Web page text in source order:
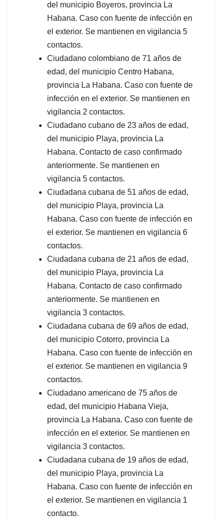
del municipio Boyeros, provincia La
Habana. Caso con fuente de infección en
el exterior. Se mantienen en vigilancia 5
contactos.
Ciudadano colombiano de 71 años de
edad, del municipio Centro Habana,
provincia La Habana. Caso con fuente de
infección en el exterior. Se mantienen en
vigilancia 2 contactos.
Ciudadano cubano de 23 años de edad,
del municipio Playa, provincia La
Habana. Contacto de caso confirmado
anteriormente. Se mantienen en
vigilancia 5 contactos.
Ciudadana cubana de 51 años de edad,
del municipio Playa, provincia La
Habana. Caso con fuente de infección en
el exterior. Se mantienen en vigilancia 6
contactos.
Ciudadana cubana de 21 años de edad,
del municipio Playa, provincia La
Habana. Contacto de caso confirmado
anteriormente. Se mantienen en
vigilancia 3 contactos.
Ciudadana cubana de 69 años de edad,
del municipio Cotorro, provincia La
Habana. Caso con fuente de infección en
el exterior. Se mantienen en vigilancia 9
contactos.
Ciudadano americano de 75 años de
edad, del municipio Habana Vieja,
provincia La Habana. Caso con fuente de
infección en el exterior. Se mantienen en
vigilancia 3 contactos.
Ciudadana cubana de 19 años de edad,
del municipio Playa, provincia La
Habana. Caso con fuente de infección en
el exterior. Se mantienen en vigilancia 1
contacto.